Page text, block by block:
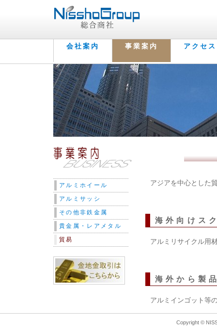
会社案内 事業案内 アクセス
アルミホイール
アルミサッシ
その他非鉄金属
貴金属・レアメタル
貿易
アジアを中心とした
海外向けス
アルミリサイクル用
海外から製
アルミインゴット等
Copyright ©